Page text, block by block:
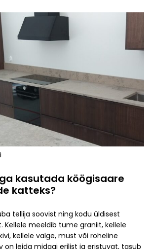
kasutada köögisaare
katteks?
tellija soovist ning kodu üldisest
Kellele meeldib tume graniit, kellele
kellele valge, must või roheline
on leida midagi erilist ja eristuvat, tasub